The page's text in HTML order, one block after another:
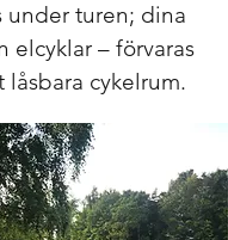
under turen; dina
elcyklar – förvaras
låsbara cykelrum.